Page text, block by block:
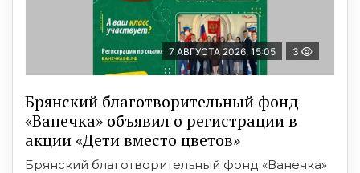
7 АВГУСТА 2026, 15:05 3
Брянский благотворительный фонд
«Ванечка» объявил о регистрации в
акции «Дети вместо цветов»
Брянский благотворительный фонд «Ванечка»